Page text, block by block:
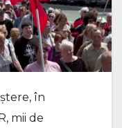
în
mii de